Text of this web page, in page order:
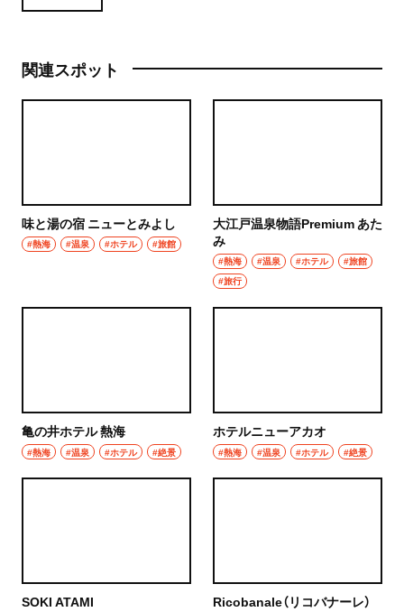
関連スポット
味と湯の宿 ニューとみよし
#熱海 #温泉 #ホテル #旅館
大江戸温泉物語Premium あた
み
#熱海 #温泉 #ホテル
#旅館
#旅行
亀の井ホテル 熱海
#熱海 #温泉 #ホテル #絶景
ホテルニューアカオ
#熱海 #温泉 #ホテル #絶景
SOKI ATAMI Ricobanale（リコバナーレ）